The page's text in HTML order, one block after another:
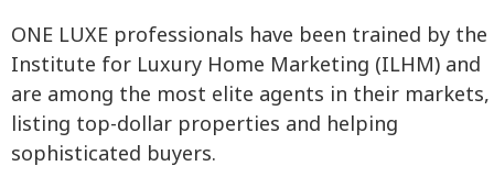
ONE LUXE professionals have been trained by the
Institute for Luxury Home Marketing (ILHM) and
are among the most elite agents in their markets,
listing top-dollar properties and helping
sophisticated buyers.